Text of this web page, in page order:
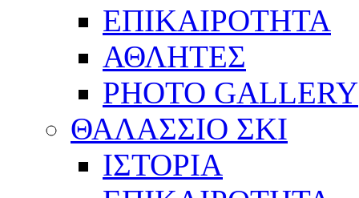
ΕΠΙΚΑΙΡΟΤΗΤΑ
ΑΘΛΗΤΕΣ
PHOTO GALLERY
ΘΑΛΑΣΣΙΟ ΣΚΙ
ΙΣΤΟΡΙΑ